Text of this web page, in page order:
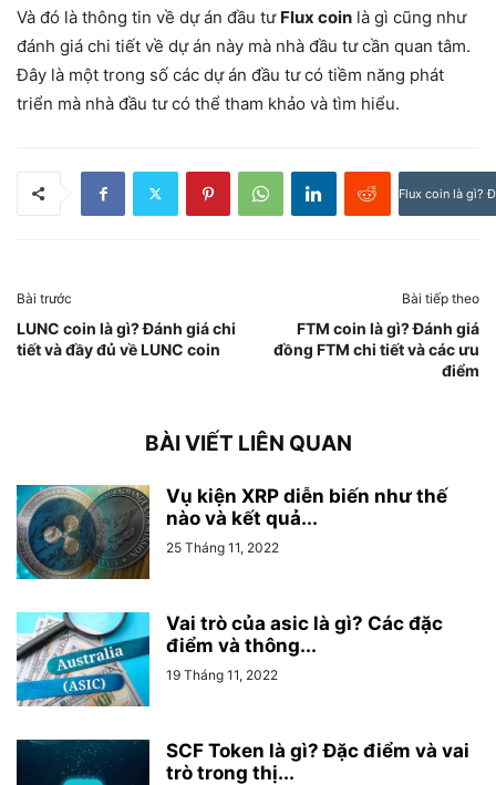
Và đó là thông tin về dự án đầu tư Flux coin là gì cũng như
đánh giá chi tiết về dự án này mà nhà đầu tư cần quan tâm.
Đây là một trong số các dự án đầu tư có tiềm năng phát
triển mà nhà đầu tư có thể tham khảo và tìm hiểu.
Flux coin là gì?
Bài trước
LUNC coin là gì? Đánh giá chi
tiết và đầy đủ về LUNC coin
Bài tiếp theo
FTM coin là gì? Đánh giá
đồng FTM chi tiết và các ưu
điểm
BÀI VIẾT LIÊN QUAN
Vụ kiện XRP diễn biến như thế
nào và kết quả...
25 Tháng 11, 2022
Vai trò của asic là gì? Các đặc
điểm và thông...
19 Tháng 11, 2022
SCF Token là gì? Đặc điểm và vai
trò trong thị...